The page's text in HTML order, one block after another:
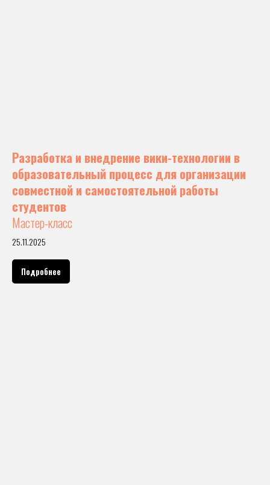
Разработка и внедрение вики-технологии в
образовательный процесс для организации
совместной и самостоятельной работы
студентов
Мастер-класс
25.11.2025
Подробнее